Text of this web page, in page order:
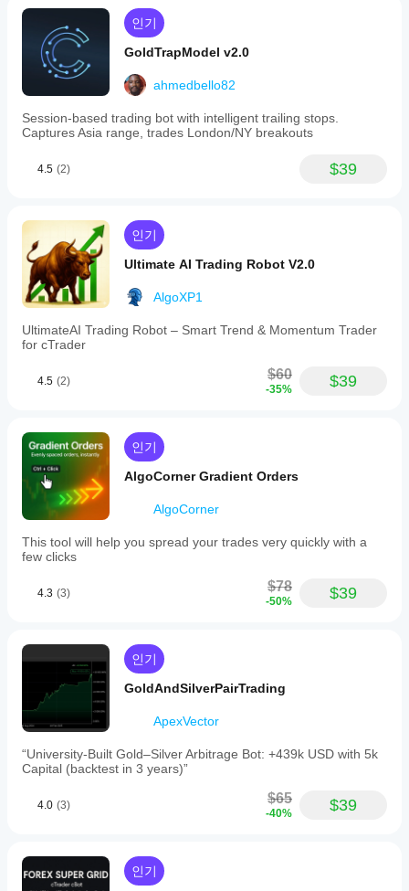
인기
GoldTrapModel v2.0
ahmedbello82
Session-based trading bot with intelligent trailing stops.
Captures Asia range, trades London/NY breakouts
4.5 (2) $39
인기
Ultimate AI Trading Robot V2.0
AlgoXP1
UltimateAI Trading Robot – Smart Trend & Momentum Trader
for cTrader
4.5 (2) $60
-35% $39
인기
AlgoCorner Gradient Orders
AlgoCorner
This tool will help you spread your trades very quickly with a
few clicks
4.3 (3) $78
-50% $39
인기
GoldAndSilverPairTrading
ApexVector
“University-Built Gold–Silver Arbitrage Bot: +439k USD with 5k
Capital (backtest in 3 years)”
4.0 (3) $65
-40% $39
인기